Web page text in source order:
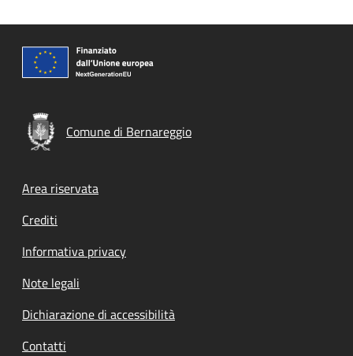
Comune di Bernareggio
Footer menu
Area riservata
Crediti
Informativa privacy
Note legali
Dichiarazione di accessibilità
Contatti